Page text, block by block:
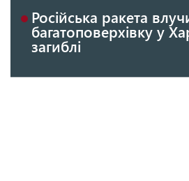
Російська ракета
багатоповерхівку у
загиблі